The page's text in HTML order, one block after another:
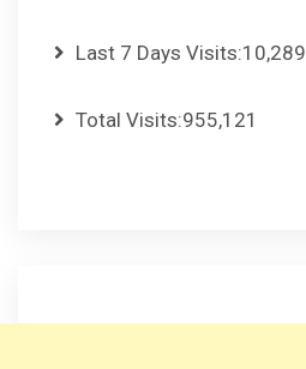
Last 7 Days Visits:10,289
Total Visits:955,121